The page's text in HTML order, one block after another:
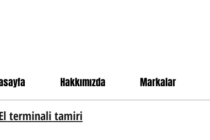
Hakkımızda Markalar
terminali tamiri